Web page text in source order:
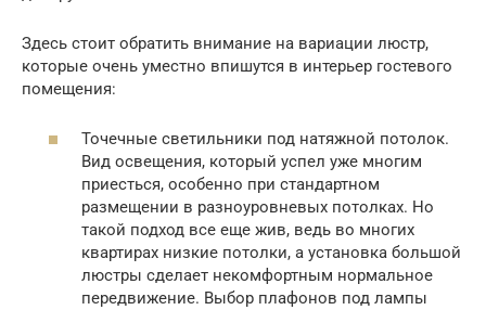
Здесь стоит обратить внимание на вариации люстр,
которые очень уместно впишутся в интерьер гостевого
помещения:
Точечные светильники под натяжной потолок.
Вид освещения, который успел уже многим
приесться, особенно при стандартном
размещении в разноуровневых потолках. Но
такой подход все еще жив, ведь во многих
квартирах низкие потолки, а установка большой
люстры сделает некомфортным нормальное
передвижение. Выбор плафонов под лампы